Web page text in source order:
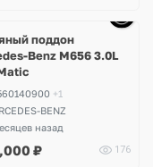
поддон
Benz M656 3.0L
+1
BENZ
назад
₽ 176